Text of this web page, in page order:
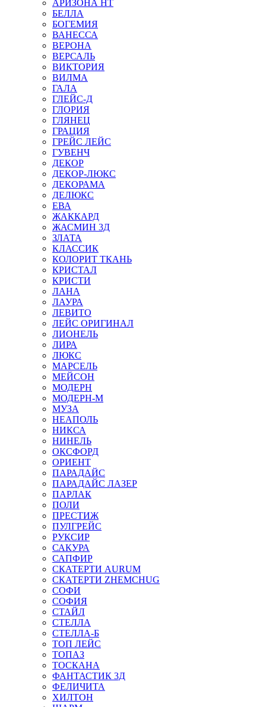
АРИЗОНА НТ
БЕЛЛА
БОГЕМИЯ
ВАНЕССА
ВЕРОНА
ВЕРСАЛЬ
ВИКТОРИЯ
ВИЛМА
ГАЛА
ГЛЕЙС-Д
ГЛОРИЯ
ГЛЯНЕЦ
ГРАЦИЯ
ГРЕЙС ЛЕЙС
ГУВЕНЧ
ДЕКОР
ДЕКОР-ЛЮКС
ДЕКОРАМА
ДЕЛЮКС
ЕВА
ЖАККАРД
ЖАСМИН 3Д
ЗЛАТА
КЛАССИК
КОЛОРИТ ТКАНЬ
КРИСТАЛ
КРИСТИ
ЛАНА
ЛАУРА
ЛЕВИТО
ЛЕЙС ОРИГИНАЛ
ЛИОНЕЛЬ
ЛИРА
ЛЮКС
МАРСЕЛЬ
МЕЙСОН
МОДЕРН
МОДЕРН-М
МУЗА
НЕАПОЛЬ
НИКСА
НИНЕЛЬ
ОКСФОРД
ОРИЕНТ
ПАРАДАЙС
ПАРАДАЙС ЛАЗЕР
ПАРЛАК
ПОЛИ
ПРЕСТИЖ
ПУЛГРЕЙС
РУКСИР
САКУРА
САПФИР
СКАТЕРТИ AURUM
СКАТЕРТИ ZHEMCHUG
СОФИ
СОФИЯ
СТАЙЛ
СТЕЛЛА
СТЕЛЛА-Б
ТОП ЛЕЙС
ТОПАЗ
ТОСКАНА
ФАНТАСТИК 3Д
ФЕЛИЧИТА
ХИЛТОН